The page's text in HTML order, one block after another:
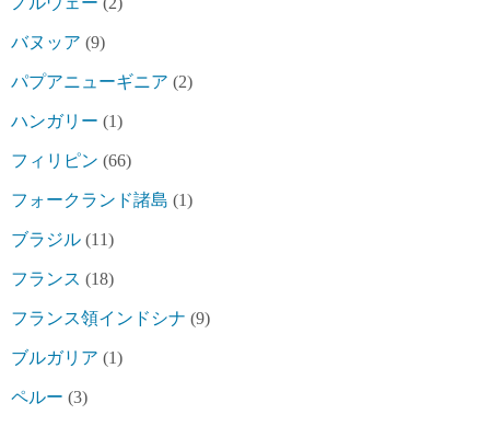
バヌッア (9)
パプアニューギニア (2)
ハンガリー (1)
フィリピン (66)
フォークランド諸島 (1)
ブラジル (11)
フランス (18)
フランス領インドシナ (9)
ブルガリア (1)
ペルー (3)